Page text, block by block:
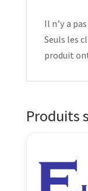
Il n’y a
Seuls les
produit
Produits